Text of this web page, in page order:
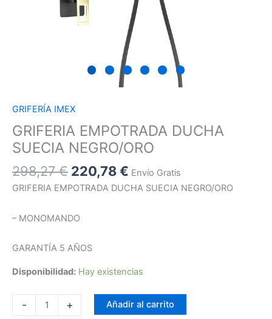
GRIFERÍA IMEX
GRIFERIA EMPOTRADA DUCHA
SUECIA NEGRO/ORO
298,27€ 220,78€ Envío Gratis
GRIFERIA EMPOTRADA DUCHA SUECIA NEGRO/ORO
– MONOMANDO
GARANTÍA 5 AÑOS
Disponibilidad: Hay existencias
- + Añadir al carrito